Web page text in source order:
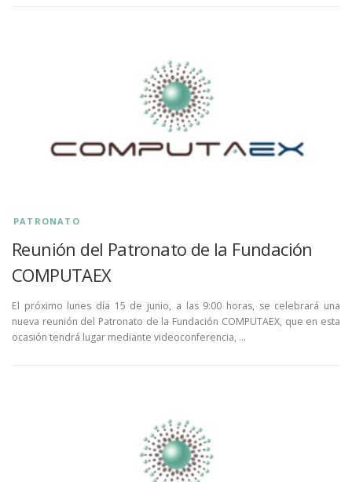
PATRONATO
Reunión del Patronato de la Fundación
COMPUTAEX
El próximo lunes día 15 de junio, a las 9:00 horas, se celebrará una
nueva reunión del Patronato de la Fundación COMPUTAEX, que en esta
ocasión tendrá lugar mediante videoconferencia, …